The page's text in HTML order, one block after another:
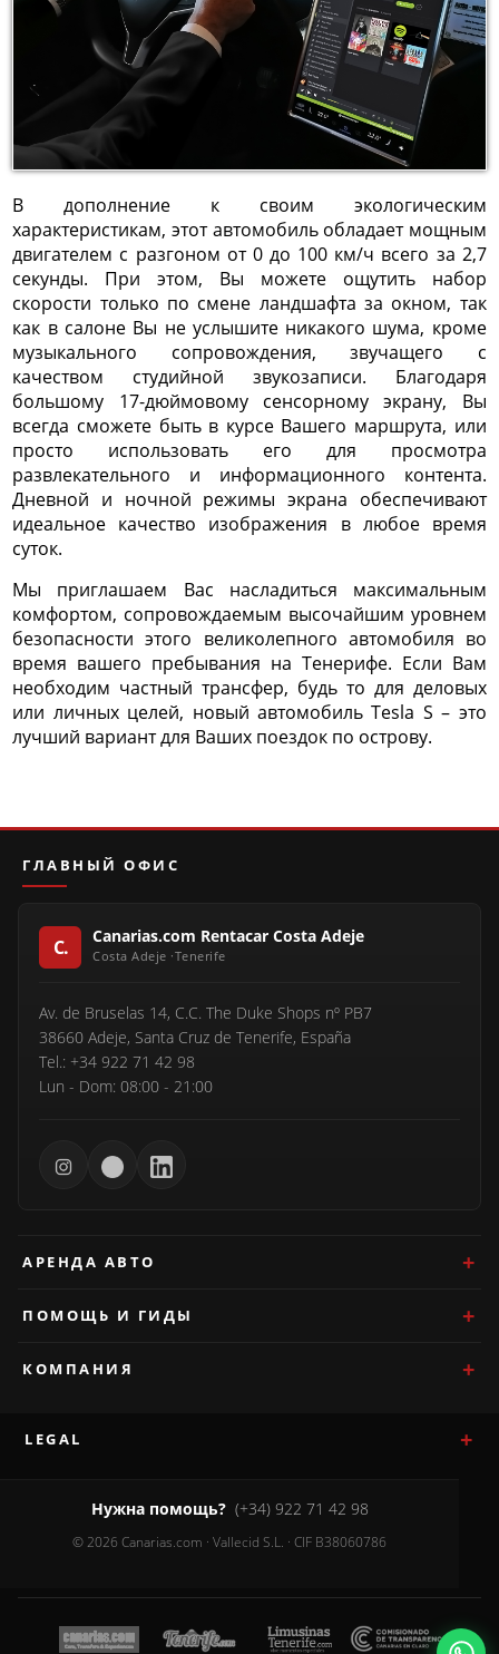
В дополнение к своим экологическим
характеристикам, этот автомобиль обладает мощным
двигателем с разгоном от 0 до 100 км/ч всего за 2,7
секунды. При этом, Вы можете ощутить набор
скорости только по смене ландшафта за окном, так
как в салоне Вы не услышите никакого шума, кроме
музыкального сопровождения, звучащего с
качеством студийной звукозаписи. Благодаря
большому 17-дюймовому сенсорному экрану, Вы
всегда сможете быть в курсе Вашего маршрута, или
просто использовать его для просмотра
развлекательного и информационного контента.
Дневной и ночной режимы экрана обеспечивают
идеальное качество изображения в любое время
суток.
Мы приглашаем Вас насладиться максимальным
комфортом, сопровождаемым высочайшим уровнем
безопасности этого великолепного автомобиля во
время вашего пребывания на Тенерифе. Если Вам
необходим частный трансфер, будь то для деловых
или личных целей, новый автомобиль Tesla S – это
лучший вариант для Ваших поездок по острову.
ГЛАВНЫЙ ОФИС
Canarias.com Rentacar Costa Adeje
Av. de Bruselas 14, C.C. The Duke Shops nº PB7
38660 Adeje, Santa Cruz de Tenerife, España
Tel.: +34 922 71 42 98
Lun - Dom: 08:00 - 21:00
АРЕНДА АВТО
ПОМОЩЬ И ГИДЫ
КОМПАНИЯ
LEGAL
Нужна помощь? (+34) 922 71 42 98
© 2026 Canarias.com · Vallecid S.L. · CIF B38060786